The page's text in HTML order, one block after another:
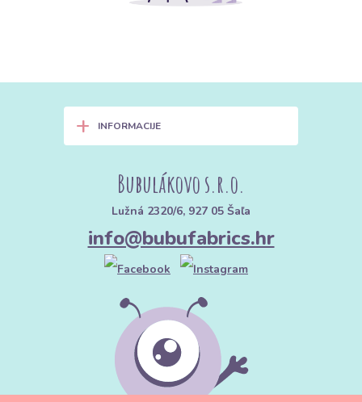
+ INFORMACIJE
Bubulákovo s.r.o.
Lužná 2320/6, 927 05 Šaľa
info@bubufabrics.hr